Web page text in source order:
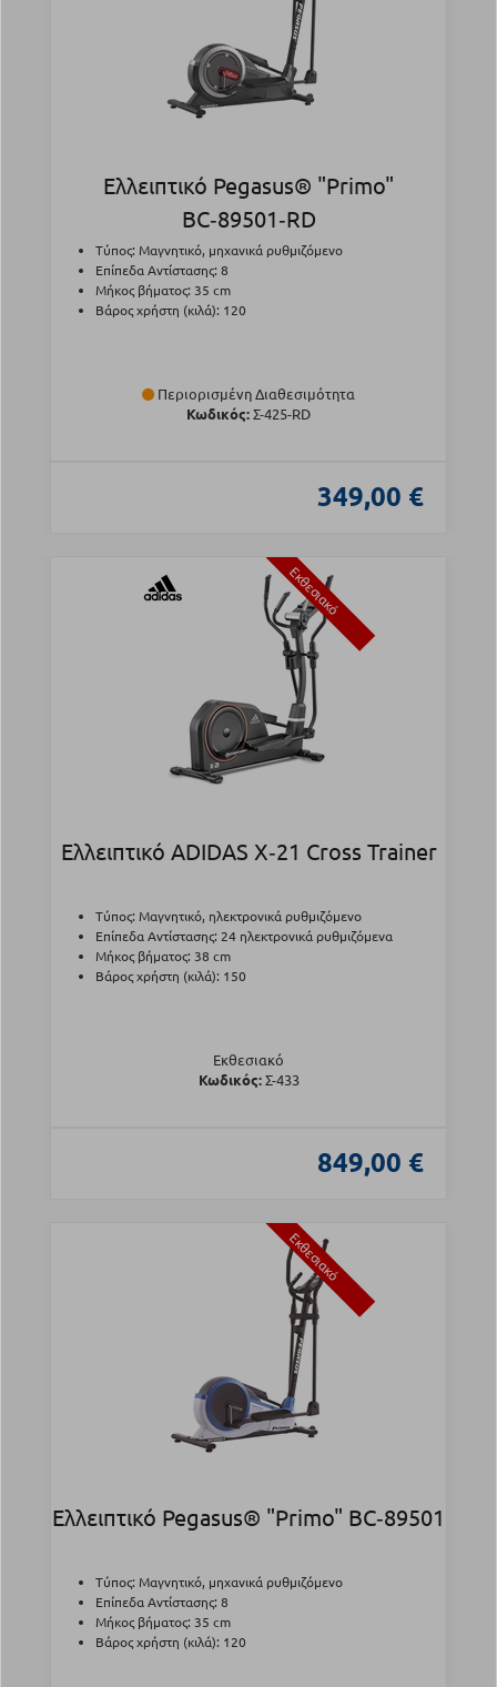
Ελλειπτικό Pegasus® "Primo"
BC‑89501‑RD
Τύπος: Μαγνητικό, μηχανικά ρυθμιζόμενο
Επίπεδα Αντίστασης: 8
Μήκος βήματος: 35 cm
Βάρος χρήστη (κιλά): 120
Περιορισμένη Διαθεσιμότητα
Κωδικός:Σ-425-RD
349,00 €
Εκθεσιακό
Ελλειπτικό ADIDAS X‑21 Cross Trainer
Τύπος: Μαγνητικό, ηλεκτρονικά ρυθμιζόμενο
Επίπεδα Αντίστασης: 24 ηλεκτρονικά ρυθμιζόμενα
Μήκος βήματος: 38 cm
Βάρος χρήστη (κιλά): 150
Εκθεσιακό
Κωδικός:Σ-433
849,00 €
Εκθεσιακό
Ελλειπτικό Pegasus® "Primo" BC‑89501
Τύπος: Μαγνητικό, μηχανικά ρυθμιζόμενο
Επίπεδα Αντίστασης: 8
Μήκος βήματος: 35 cm
Βάρος χρήστη (κιλά): 120